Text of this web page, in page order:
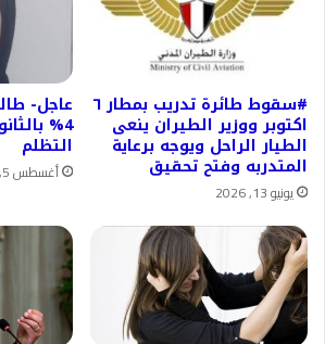
#سقوط طائرة تدريب بمطار ٦
اكتوبر ووزير الطيران ينعى
الطيار الراحل ويوجه برعاية
المتدربه وفتح تحقيق
يونيو 13, 2026
عاجل-
4%
التظلم
أغسطس 5, 2026